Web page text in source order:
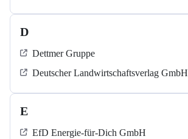
D
Dettmer Gruppe
Deutscher Landwirtschaftsverlag GmbH
E
EfD Energie-für-Dich GmbH